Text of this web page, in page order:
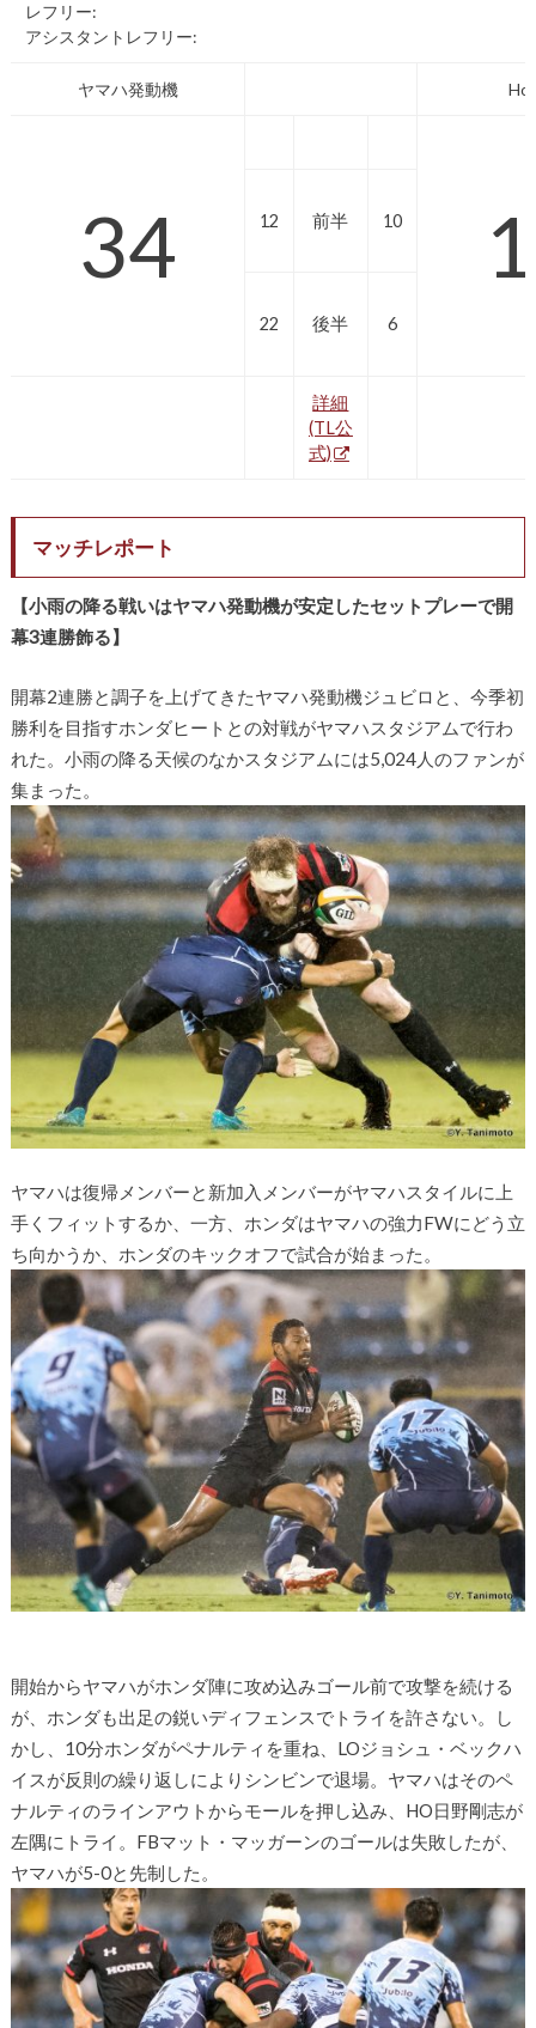
レフリー:
アシスタントレフリー:
ヤマハ発動機
34 12 前半 10
22 後半 6
詳細
(TL公
式)
マッチレポート
【小雨の降る戦いはヤマハ発動機が安定したセットプレーで開
幕3連勝飾る】
開幕2連勝と調子を上げてきたヤマハ発動機ジュビロと、今季初
勝利を目指すホンダヒートとの対戦がヤマハスタジアムで行わ
れた。小雨の降る天候のなかスタジアムには5,024人のファンが
集まった。
ヤマハは復帰メンバーと新加入メンバーがヤマハスタイルに上
手くフィットするか、一方、ホンダはヤマハの強力FWにどう立
ち向かうか、ホンダのキックオフで試合が始まった。
開始からヤマハがホンダ陣に攻め込みゴール前で攻撃を続ける
が、ホンダも出足の鋭いディフェンスでトライを許さない。し
かし、10分ホンダがペナルティを重ね、LOジョシュ・ベックハ
イスが反則の繰り返しによりシンビンで退場。ヤマハはそのペ
ナルティのラインアウトからモールを押し込み、HO日野剛志が
左隅にトライ。FBマット・マッガーンのゴールは失敗したが、
ヤマハが5-0と先制した。